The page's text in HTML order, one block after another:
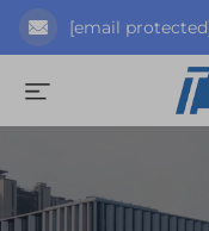
[email